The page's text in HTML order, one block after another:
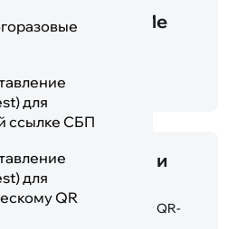
Me2Me
Получателя.
Оплата товаров и
или динамическому QR-
для
ссылке СБП
для
QR